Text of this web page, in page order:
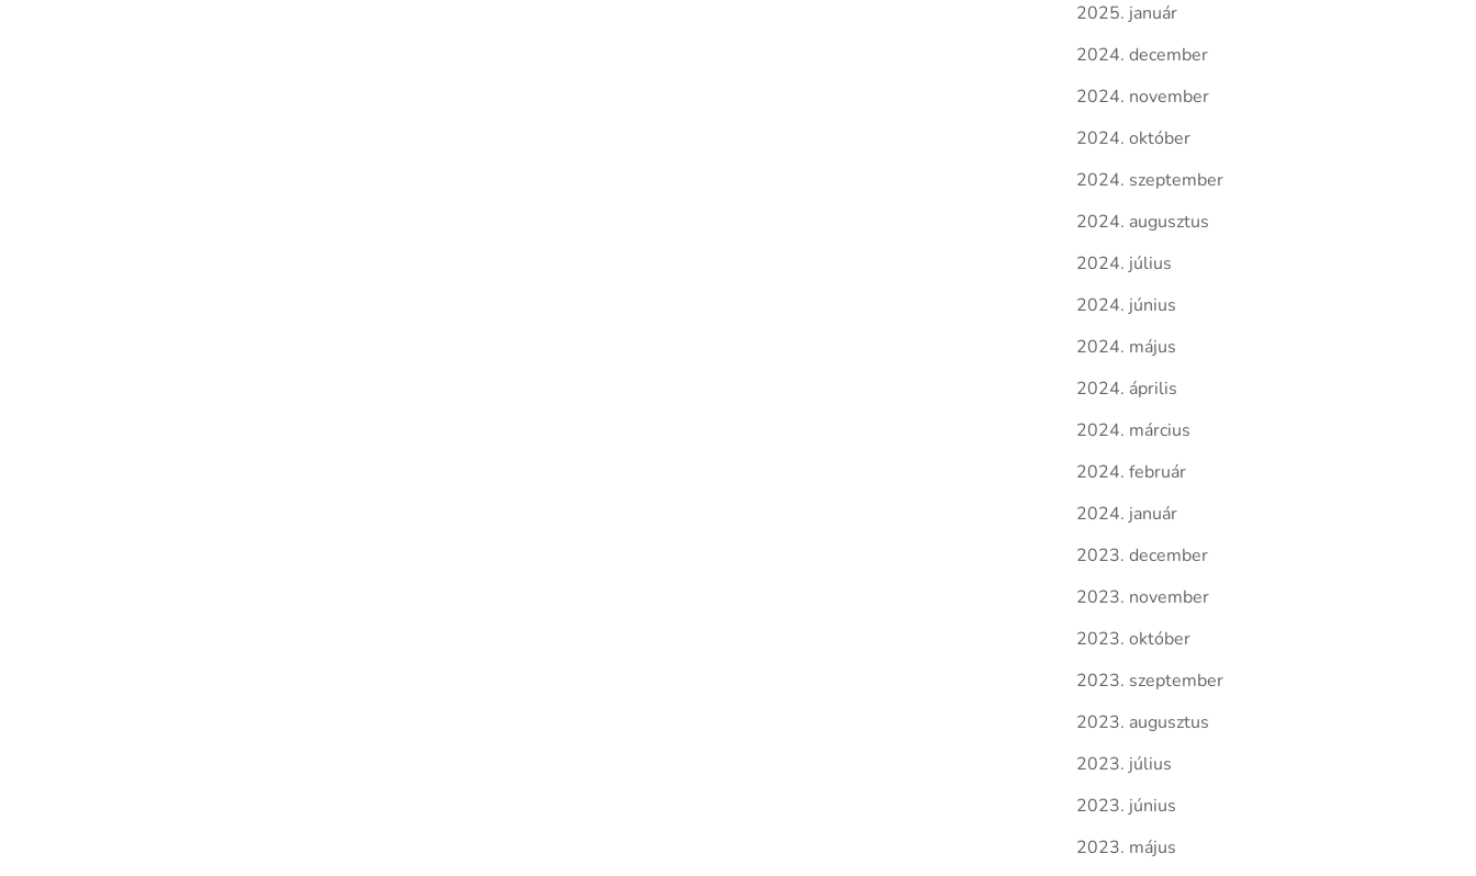
2025. január
2024. december
2024. november
2024. október
2024. szeptember
2024. augusztus
2024. július
2024. június
2024. május
2024. április
2024. március
2024. február
2024. január
2023. december
2023. november
2023. október
2023. szeptember
2023. augusztus
2023. július
2023. június
2023. május